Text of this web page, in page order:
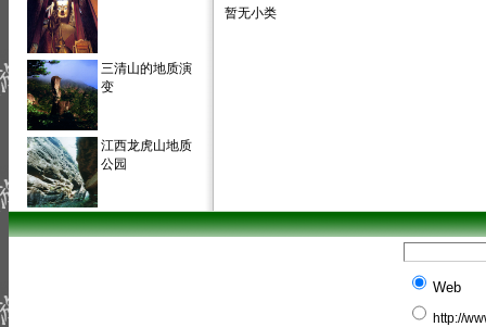
三清山的地质演
变
江西龙虎山地质
公园
暂无小类
Web
http://